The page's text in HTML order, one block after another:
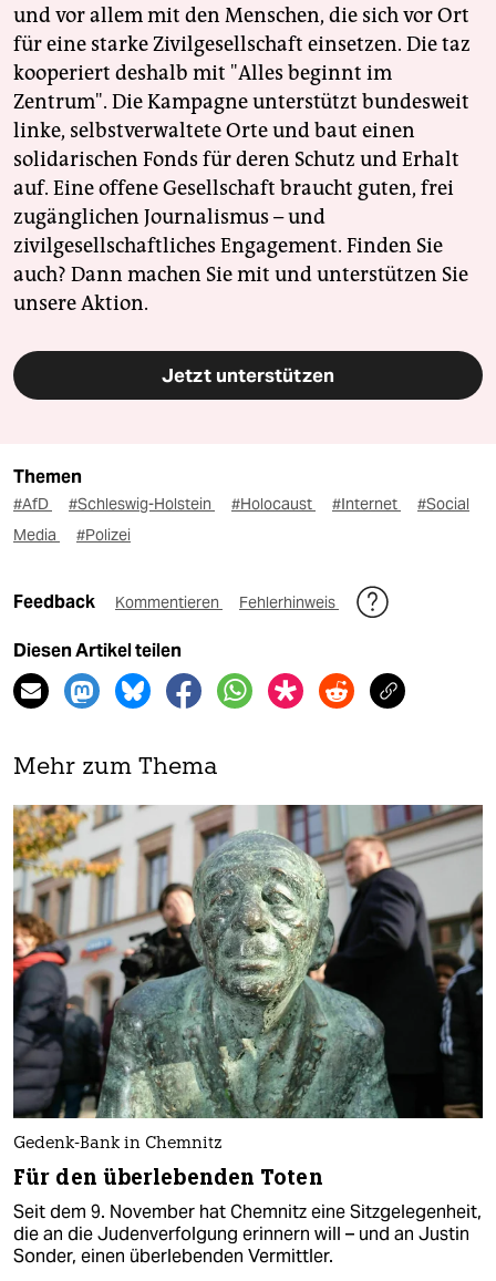
und vor allem mit den Menschen, die sich vor Ort
für eine starke Zivilgesellschaft einsetzen. Die taz
kooperiert deshalb mit "Alles beginnt im
Zentrum". Die Kampagne unterstützt bundesweit
linke, selbstverwaltete Orte und baut einen
solidarischen Fonds für deren Schutz und Erhalt
auf. Eine offene Gesellschaft braucht guten, frei
zugänglichen Journalismus – und
zivilgesellschaftliches Engagement. Finden Sie
auch? Dann machen Sie mit und unterstützen Sie
unsere Aktion.
Jetzt unterstützen
Themen
#AfD #Schleswig-Holstein #Holocaust #Internet
#Social
Media
#Polizei
Feedback Kommentieren Fehlerhinweis
Diesen Artikel teilen
Mehr zum Thema
Gedenk-Bank in Chemnitz
Für den überlebenden Toten
Seit dem 9. November hat Chemnitz eine Sitzgelegenheit,
die an die Judenverfolgung erinnern will – und an Justin
Sonder, einen überlebenden Vermittler.